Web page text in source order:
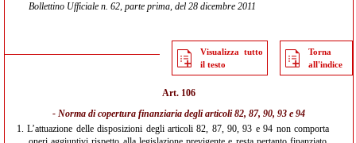
Bollettino Ufficiale n. 62, parte prima, del 28 dicembre 2011
Visualizza tutto
il testo
Torna
all'indice
Art. 106
- Norma di copertura finanziaria degli articoli 82, 87, 90, 93 e 94
1.L’attuazione delle disposizioni degli articoli 82, 87, 90, 93 e 94 non comporta